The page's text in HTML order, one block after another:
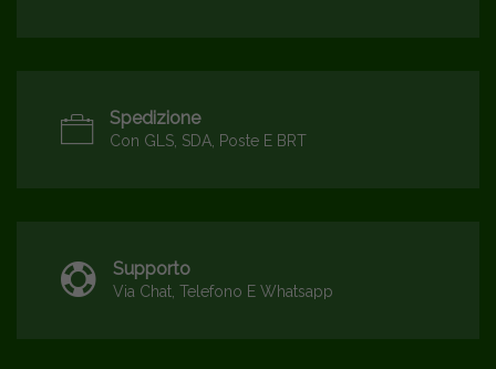
Spedizione
Con GLS, SDA, Poste E BRT
Supporto
Via Chat, Telefono E Whatsapp